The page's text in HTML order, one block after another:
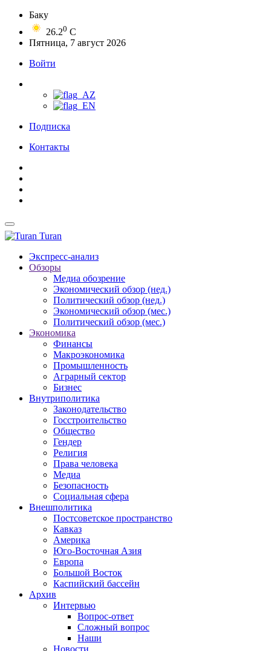
Баку
26.20 C
Пятница, 7 август 2026
Войти
Подписка
Контакты
Turan
Экспресс-анализ
Обзоры
Медиа обозрение
Экономический обзор (нед.)
Политический обзор (нед.)
Экономический обзор (мес.)
Политический обзор (мес.)
Экономика
Финансы
Макроэкономика
Промышленность
Аграрный сектор
Бизнес
Внутриполитика
Законодательство
Госстроительство
Общество
Гендер
Религия
Права человека
Медиа
Безопасность
Социальная сфера
Внешполитика
Постсоветское пространство
Кавказ
Америка
Юго-Восточная Азия
Европа
Большой Восток
Каспийский бассейн
Архив
Интервью
Вопрос-ответ
Сложный вопрос
Наши
Новости